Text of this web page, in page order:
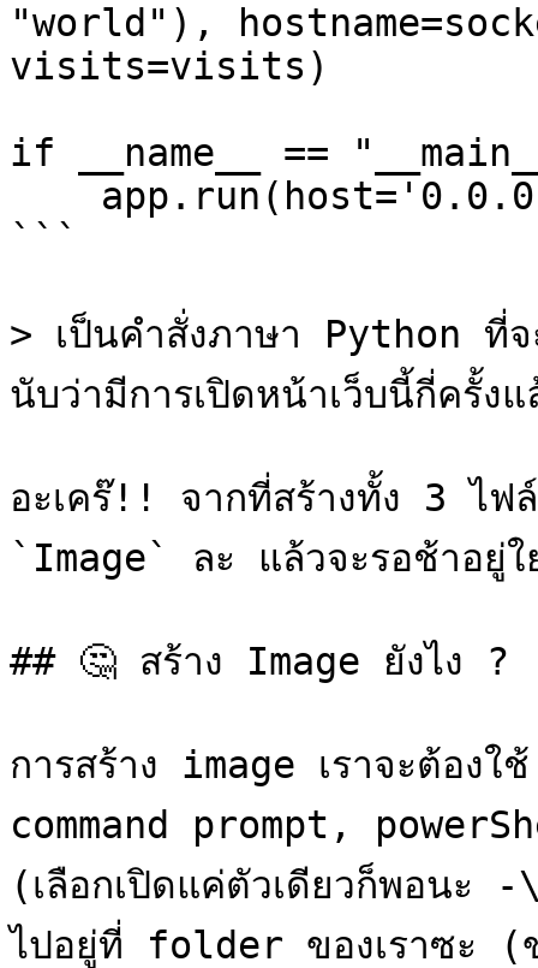
"world"),
visits=visits)
if __name__ ==
```
> เป็นคำสั่งภาษา Python ที่จ
นับว่ามีการเปิดหน้าเว็บนี้กี่ครั้งแ
อะเคร๊!! จากที่สร้างทั้ง 3 ไฟ
`Image` ละ แล้วจะรอช้าอยู่ใ
## 🤔 สร้าง Image ยังไง ?
การสร้าง image เราจะต้อง
command prompt,
(เลือกเปิดแค่ตัวเดียวก็พอน
ไปอยู่ที่ folder ของเราซะ